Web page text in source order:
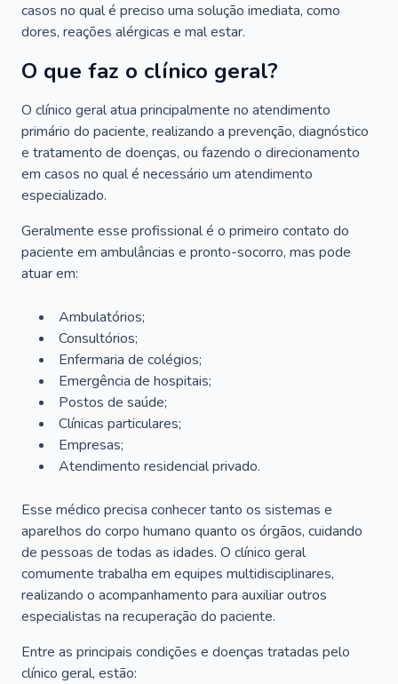
casos no qual é preciso uma solução imediata, como
dores, reações alérgicas e mal estar.
O que faz o clínico geral?
O clínico geral atua principalmente no atendimento
primário do paciente, realizando a prevenção, diagnóstico
e tratamento de doenças, ou fazendo o direcionamento
em casos no qual é necessário um atendimento
especializado.
Geralmente esse profissional é o primeiro contato do
paciente em ambulâncias e pronto-socorro, mas pode
atuar em:
Ambulatórios;
Consultórios;
Enfermaria de colégios;
Emergência de hospitais;
Postos de saúde;
Clínicas particulares;
Empresas;
Atendimento residencial privado.
Esse médico precisa conhecer tanto os sistemas e
aparelhos do corpo humano quanto os órgãos, cuidando
de pessoas de todas as idades. O clínico geral
comumente trabalha em equipes multidisciplinares,
realizando o acompanhamento para auxiliar outros
especialistas na recuperação do paciente.
Entre as principais condições e doenças tratadas pelo
clínico geral, estão: